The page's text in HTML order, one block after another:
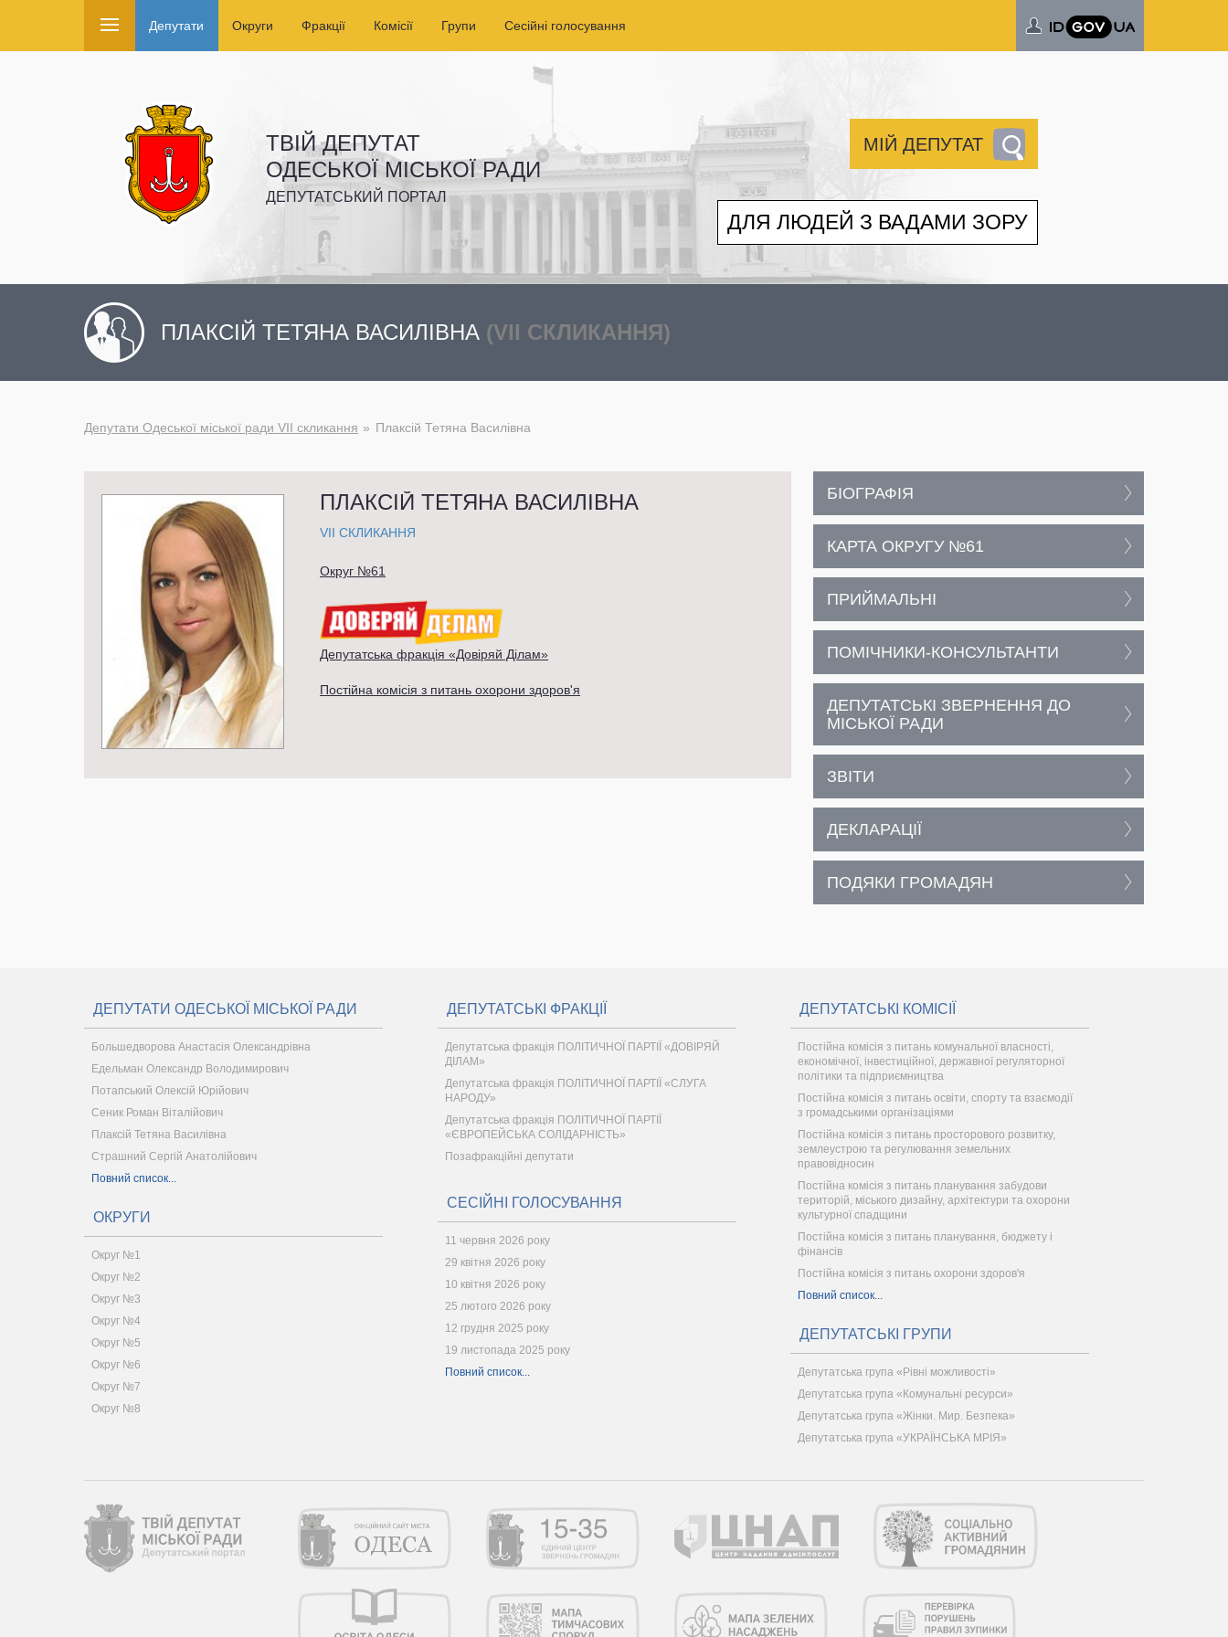
Депутати Округи Фракції Комісії Групи Сесійні голосування
ТВІЙ ДЕПУТАТ
ОДЕСЬКОЇ МІСЬКОЇ РАДИ
ДЕПУТАТСЬКИЙ ПОРТАЛ
МІЙ ДЕПУТАТ
ДЛЯ ЛЮДЕЙ З ВАДАМИ ЗОРУ
ПЛАКСІЙ ТЕТЯНА ВАСИЛІВНА (VII СКЛИКАННЯ)
Депутати Одеської міської ради VII скликання Плаксій Тетяна Василівна
ПЛАКСІЙ ТЕТЯНА ВАСИЛІВНА
VII СКЛИКАННЯ
Округ №61
Депутатська фракція «Довіряй Ділам»
Постійна комісія з питань охорони здоров'я
БІОГРАФІЯ
КАРТА ОКРУГУ №61
ПРИЙМАЛЬНІ
ПОМІЧНИКИ-КОНСУЛЬТАНТИ
ДЕПУТАТСЬКІ ЗВЕРНЕННЯ ДО
МІСЬКОЇ РАДИ
ЗВІТИ
ДЕКЛАРАЦІЇ
ПОДЯКИ ГРОМАДЯН
ДЕПУТАТИ ОДЕСЬКОЇ МІСЬКОЇ РАДИ
Большедворова Анастасія Олександрівна
Едельман Олександр Володимирович
Потапський Олексій Юрійович
Сеник Роман Віталійович
Плаксій Тетяна Василівна
Страшний Сергій Анатолійович
Повний список...
ОКРУГИ
Округ №1
Округ №2
Округ №3
Округ №4
Округ №5
Округ №6
Округ №7
Округ №8
ДЕПУТАТСЬКІ ФРАКЦІЇ
Депутатська фракція ПОЛІТИЧНОЇ ПАРТІЇ «ДОВІРЯЙ
ДІЛАМ»
Депутатська фракція ПОЛІТИЧНОЇ ПАРТІЇ «СЛУГА
НАРОДУ»
Депутатська фракція ПОЛІТИЧНОЇ ПАРТІЇ
«ЄВРОПЕЙСЬКА СОЛІДАРНІСТЬ»
Позафракційні депутати
СЕСІЙНІ ГОЛОСУВАННЯ
11 червня 2026 року
29 квітня 2026 року
10 квітня 2026 року
25 лютого 2026 року
12 грудня 2025 року
19 листопада 2025 року
Повний список...
ДЕПУТАТСЬКІ КОМІСІЇ
Постійна комісія з питань комунальної власності,
економічної, інвестиційної, державної регуляторної
політики та підприємництва
Постійна комісія з питань освіти, спорту та взаємодії
з громадськими організаціями
Постійна комісія з питань просторового розвитку,
землеустрою та регулювання земельних
правовідносин
Постійна комісія з питань планування забудови
територій, міського дизайну, архітектури та охорони
культурної спадщини
Постійна комісія з питань планування, бюджету і
фінансів
Постійна комісія з питань охорони здоров'я
Повний список...
ДЕПУТАТСЬКІ ГРУПИ
Депутатська група «Рівні можливості»
Депутатська група «Комунальні ресурси»
Депутатська група «Жінки. Мир. Безпека»
Депутатська група «УКРАЇНСЬКА МРІЯ»